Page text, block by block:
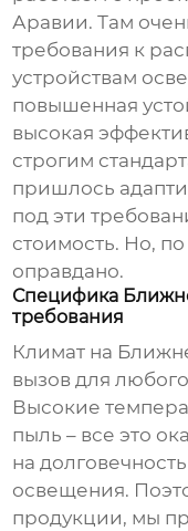
Аравии. Там
требования к
устройствам
повышенная
высокая
строгим
пришлось
под эти
стоимость. Но,
оправдано.
Специфика
требования
Климат на
вызов для
Высокие
пыль – все это
на долговечность
освещения.
продукции, мы